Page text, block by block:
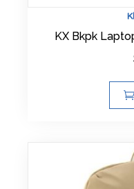
KX Bkpk